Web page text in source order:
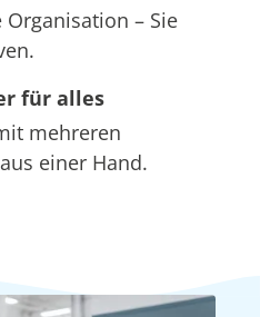
– Sie
für alles
mehreren
einer Hand.